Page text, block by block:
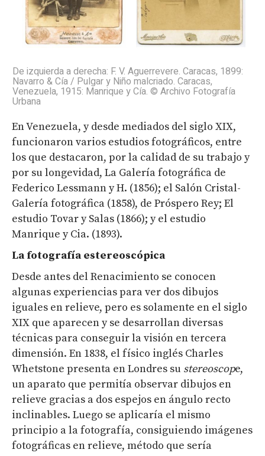
De izquierda a derecha: F. V. Aguerrevere. Caracas, 1899:
Navarro & Cía / Pulgar y Niño malcriado. Caracas,
Venezuela, 1915: Manrique y Cía. © Archivo Fotografía
Urbana
En Venezuela, y desde mediados del siglo XIX,
funcionaron varios estudios fotográficos, entre
los que destacaron, por la calidad de su trabajo y
por su longevidad, La Galería fotográfica de
Federico Lessmann y H. (1856); el Salón Cristal-
Galería fotográfica (1858), de Próspero Rey; El
estudio Tovar y Salas (1866); y el estudio
Manrique y Cia. (1893).
La fotografía estereoscópica
Desde antes del Renacimiento se conocen
algunas experiencias para ver dos dibujos
iguales en relieve, pero es solamente en el siglo
XIX que aparecen y se desarrollan diversas
técnicas para conseguir la visión en tercera
dimensión. En 1838, el físico inglés Charles
Whetstone presenta en Londres su stereoscope,
un aparato que permitía observar dibujos en
relieve gracias a dos espejos en ángulo recto
inclinables. Luego se aplicaría el mismo
principio a la fotografía, consiguiendo imágenes
fotográficas en relieve, método que sería